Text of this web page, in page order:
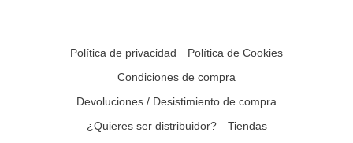
Política de privacidad
Política de Cookies
Condiciones de compra
Devoluciones / Desistimiento de compra
¿Quieres ser distribuidor?
Tiendas